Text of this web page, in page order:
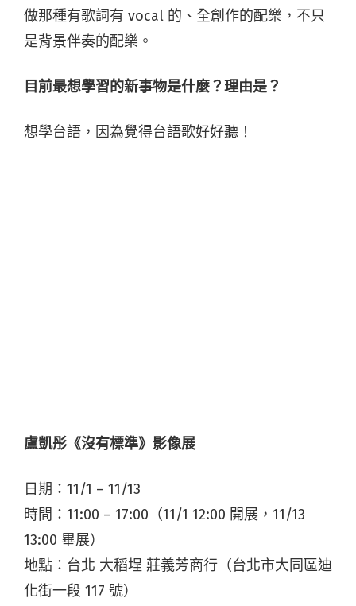
做那種有歌詞有 vocal 的、全創作的配樂，不只
是背景伴奏的配樂。
目前最想學習的新事物是什麼？理由是？
想學台語，因為覺得台語歌好好聽！
盧凱彤《沒有標準》影像展
日期：11/1 – 11/13
時間：11:00 – 17:00（11/1 12:00 開展，11/13
13:00 畢展）
地點：台北 大稻埕 莊義芳商行（台北市大同區迪
化街一段 117 號）